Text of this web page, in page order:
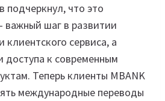
подчеркнул, что это
важный шаг в развитии
клиентского сервиса, а
доступа к современным
Теперь клиенты MBANK
международные переводы